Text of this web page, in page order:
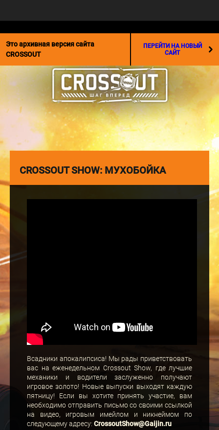
Это архивная версия сайта
CROSSOUT
ПЕРЕЙТИ НА НОВЫЙ
САЙТ
CROSSOUT SHOW: МУХОБОЙКА
Всадники апокалипсиса! Мы рады приветствовать
вас на еженедельном Crossout Show, где лучшие
механики и водители заслуженно получают
игровое золото! Новые выпуски выходят каждую
пятницу! Если вы хотите принять участие, вам
необходимо отправить письмо со своими ссылкой
на видео, игровым имейлом и никнеймом по
следующему адресу: CrossoutShow@Gaijin.ru